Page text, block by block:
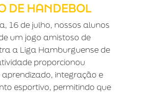
DE HANDEBOL
16 de julho, nossos alunos
um jogo amistoso de
a Liga Hamburguense de
proporcionou
integração e
esportivo, permitindo que